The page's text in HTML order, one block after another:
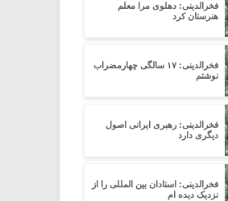
فخرالدینی: دهلوی مرا معلم
هنرستان کرد
فخرالدینی: ۱۷ سالگی چهارمضراب
نوشتم
فخرالدینی: رهبری ایرانی اصول
دیگری دارد
فخرالدینی: استادان بین المللی را از
نزدیک دیده ام